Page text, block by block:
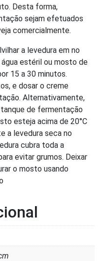
Desta forma,
sejam efetuados
comercialmente.
a levedura em no
estéril ou mosto de
15 a 30 minutos.
e dosar o creme
Alternativamente,
de fermentação
esteja acima de 20°C
a levedura seca no
cubra toda a
evitar grumos. Deixar
o mosto usando